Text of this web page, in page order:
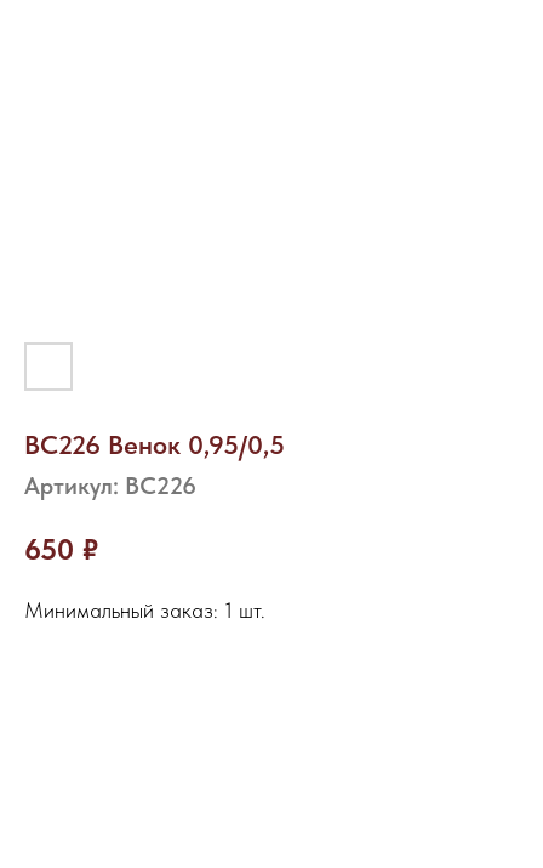
ВС226 Венок 0,95/0,5
Артикул: ВС226
650 ₽
Минимальный заказ: 1 шт.